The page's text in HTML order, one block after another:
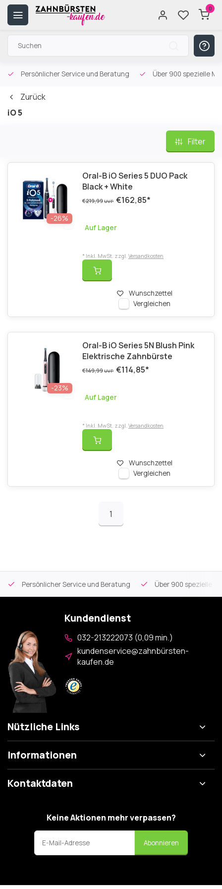
0
Persönlicher Service und Beratung Über 900 spezielle
Zurück
iO 5
Filter
-26%
Oral-B iO Series 5 DUO Pack
Black + White
€219,99UVP €162,85*
Auf Lager
Wunschzettel
Vergleichen
* Inkl. MwSt. zzgl. Versandkosten
-23%
Oral-B iO Series 5N Blush Pink
Elektrische Zahnbürste
€149,99UVP €114,85*
Auf Lager
Wunschzettel
Vergleichen
* Inkl. MwSt. zzgl. Versandkosten
1
Persönlicher Service und Beratung Über 900 spezielle
Kundendienst
032-213222073 (0,09 min.)
kundenservice@zahnbürsten-
kaufen.de
Nützliche Links
Informationen
Kontaktdaten
Keine Aktionen mehr verpassen?
Abonnieren